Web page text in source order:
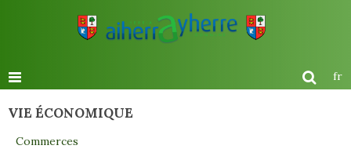
fr
VIE ÉCONOMIQUE
Commerces